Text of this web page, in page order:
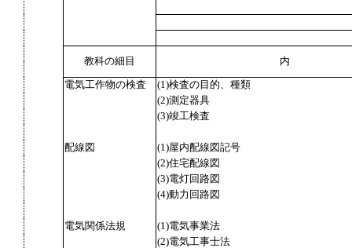
教科の細目 内
電気工作物の検査
(1)検査の目的、種類
(2)測定器具
(3)竣工検査
配線図
(1)屋内配線図記号
(2)住宅配線図
(3)電灯回路図
(4)動力回路図
電気関係法規
(1)電気事業法
(2)電気工事士法